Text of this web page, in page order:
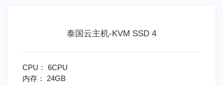
泰国云主机-KVM SSD 4
CPU： 6CPU
内存： 24GB